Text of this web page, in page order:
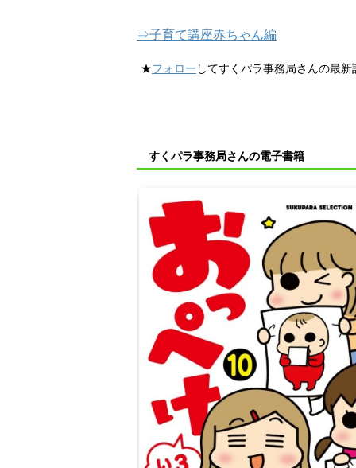
⇒子育て講座赤ちゃん編
★フォロー してすくパラ事務局さんの最
すくパラ事務局さんの電子書籍